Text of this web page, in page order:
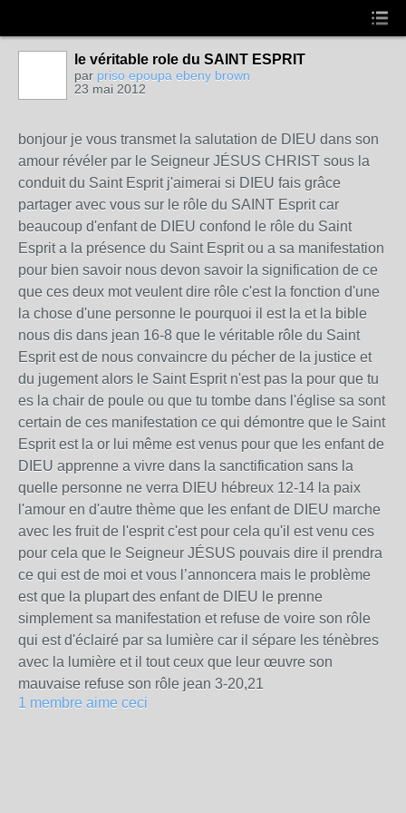
le véritable role du SAINT ESPRIT
par priso epoupa ebeny brown
23 mai 2012
bonjour je vous transmet la salutation de DIEU dans son
amour révéler par le Seigneur JÉSUS CHRIST sous la
conduit du Saint Esprit j'aimerai si DIEU fais grâce
partager avec vous sur le rôle du SAINT Esprit car
beaucoup d'enfant de DIEU confond le rôle du Saint
Esprit a la présence du Saint Esprit ou a sa manifestation
pour bien savoir nous devon savoir la signification de ce
que ces deux mot veulent dire rôle c'est la fonction d'une
la chose d'une personne le pourquoi il est la et la bible
nous dis dans jean 16-8 que le véritable rôle du Saint
Esprit est de nous convaincre du pécher de la justice et
du jugement alors le Saint Esprit n'est pas la pour que tu
es la chair de poule ou que tu tombe dans l'église sa sont
certain de ces manifestation ce qui démontre que le Saint
Esprit est la or lui même est venus pour que les enfant de
DIEU apprenne a vivre dans la sanctification sans la
quelle personne ne verra DIEU hébreux 12-14 la paix
l'amour en d'autre thème que les enfant de DIEU marche
avec les fruit de l'esprit c'est pour cela qu'il est venu ces
pour cela que le Seigneur JÉSUS pouvais dire il prendra
ce qui est de moi et vous l’annoncera mais le problème
est que la plupart des enfant de DIEU le prenne
simplement sa manifestation et refuse de voire son rôle
qui est d'éclairé par sa lumière car il sépare les ténèbres
avec la lumière et il tout ceux que leur œuvre son
mauvaise refuse son rôle jean 3-20,21
1 membre aime ceci